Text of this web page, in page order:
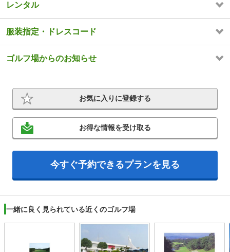
レンタル
服装指定・ドレスコード
ゴルフ場からのお知らせ
お気に入りに登録する
お得な情報を受け取る
今すぐ予約できるプランを見る
一緒に良く見られている近くのゴルフ場